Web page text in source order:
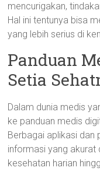
mencurigakan,
Hal ini tentunya bisa
yang lebih serius di
Panduan
Setia
Dalam dunia medis
ke panduan medis
Berbagai aplikasi dan
informasi yang akurat
kesehatan harian